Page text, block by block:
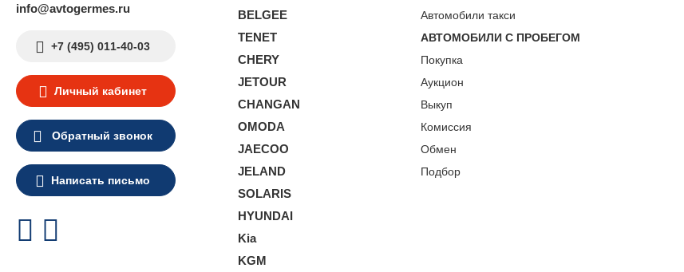
info@avtogermes.ru
+7 (495) 011-40-03
Личный кабинет
Обратный звонок
Написать письмо
BELGEE
TENET
CHERY
JETOUR
CHANGAN
OMODA
JAECOO
JELAND
SOLARIS
HYUNDAI
Kia
KGM
Автомобили такси
АВТОМОБИЛИ С ПРОБЕГОМ
Покупка
Аукцион
Выкуп
Комиссия
Обмен
Подбор